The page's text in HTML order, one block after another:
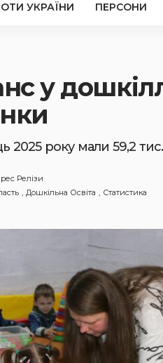
УКРАЇНИ ПЕРСОНИ
у
року мали 59,2 тис.
Релізи
Дошкільна Освіта Статистика